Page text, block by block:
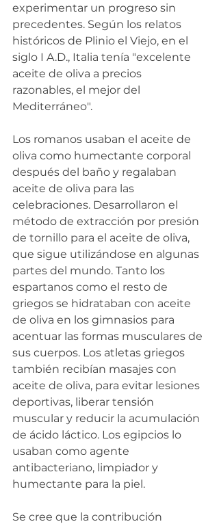
experimentar un progreso sin
precedentes. Según los relatos
históricos de Plinio el Viejo, en el
siglo I A.D., Italia tenía "excelente
aceite de oliva a precios
razonables, el mejor del
Mediterráneo".
Los romanos usaban el aceite de
oliva como humectante corporal
después del baño y regalaban
aceite de oliva para las
celebraciones. Desarrollaron el
método de extracción por presión
de tornillo para el aceite de oliva,
que sigue utilizándose en algunas
partes del mundo. Tanto los
espartanos como el resto de
griegos se hidrataban con aceite
de oliva en los gimnasios para
acentuar las formas musculares de
sus cuerpos. Los atletas griegos
también recibían masajes con
aceite de oliva, para evitar lesiones
deportivas, liberar tensión
muscular y reducir la acumulación
de ácido láctico. Los egipcios lo
usaban como agente
antibacteriano, limpiador y
humectante para la piel.
Se cree que la contribución